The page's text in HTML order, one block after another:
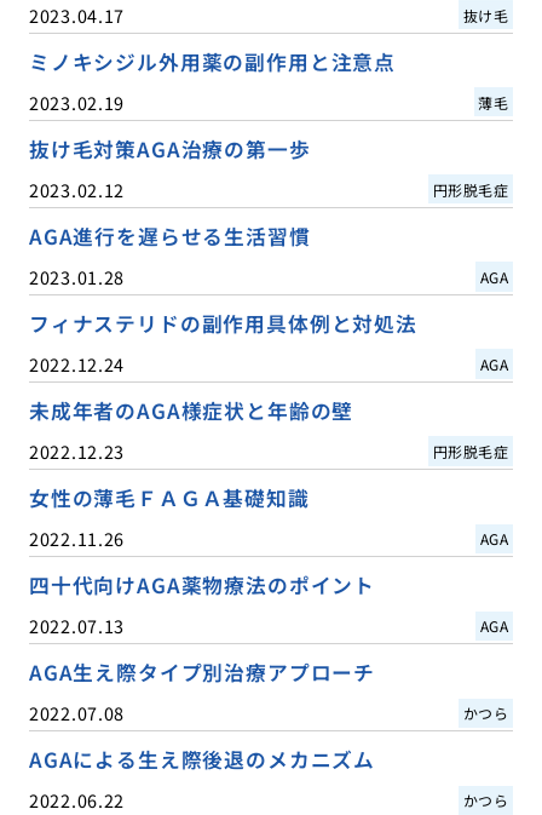
2023.04.17 抜け毛
ミノキシジル外用薬の副作用と注意点
2023.02.19 薄毛
抜け毛対策AGA治療の第一歩
2023.02.12 円形脱毛症
AGA進行を遅らせる生活習慣
2023.01.28 AGA
フィナステリドの副作用具体例と対処法
2022.12.24 AGA
未成年者のAGA様症状と年齢の壁
2022.12.23 円形脱毛症
女性の薄毛ＦＡＧＡ基礎知識
2022.11.26 AGA
四十代向けAGA薬物療法のポイント
2022.07.13 AGA
AGA生え際タイプ別治療アプローチ
2022.07.08 かつら
AGAによる生え際後退のメカニズム
2022.06.22 かつら